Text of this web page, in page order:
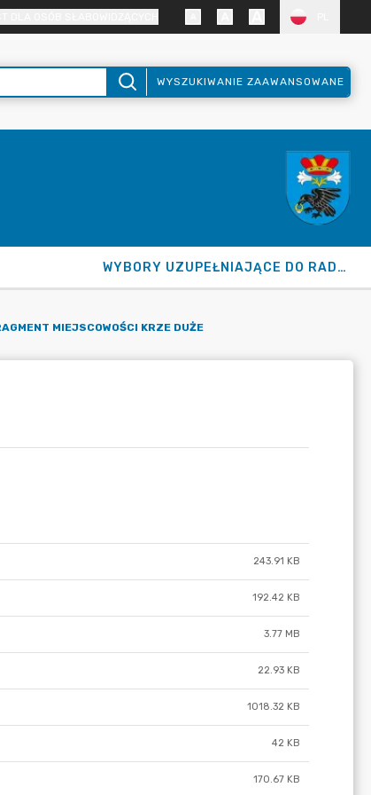
WYSZUKIWANIE ZAAWANSOWANE
WYBORY UZUPEŁNIAJĄCE DO RADY GMINY 2026
MIEJSCOWOŚCI KRZE DUŻE
243.91 KB
192.42 KB
3.77 MB
22.93 KB
1018.32 KB
42 KB
170.67 KB